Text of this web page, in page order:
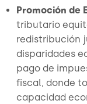
Promoción de
tributario
redistribución
disparidades
pago de
fiscal, donde
capacidad